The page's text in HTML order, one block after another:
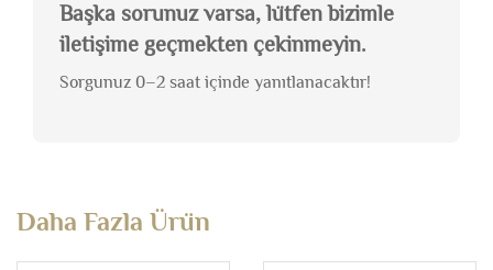
Başka sorunuz varsa, lütfen bizimle
iletişime geçmekten çekinmeyin.
Sorgunuz 0–2 saat içinde yanıtlanacaktır!
Daha Fazla Ürün